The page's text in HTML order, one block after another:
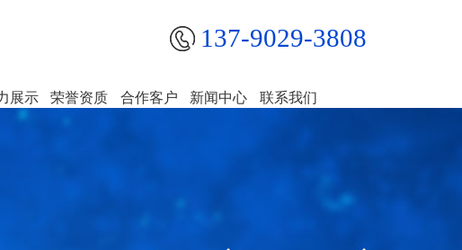
137-9029-3808
展示 荣誉资质 合作客户 新闻中心 联系我们